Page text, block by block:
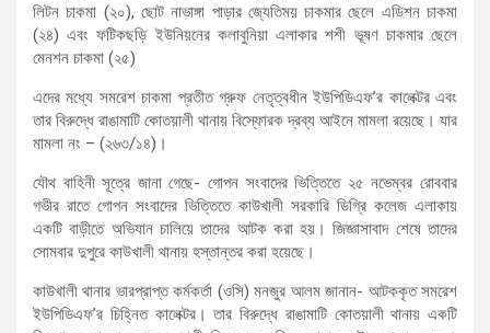
লিটন চাকমা (২০), ছোট নাভাঙ্গা পাড়ার জ্যেতিময় চাকমার ছেলে এডিশন চাকমা
(২৪) এবং ফটিকছড়ি ইউনিয়নের কলাবুনিয়া এলাকার শশী ভূষণ চাকমার ছেলে
মেনশন চাকমা (২৫)
এদের মধ্যে সমরেশ চাকমা প্রতীত গ্রুফ নেতৃত্বধীন ইউপিডিএফ’র কালেক্টর এবং
তার বিরুদ্ধে রাঙামাটি কোতয়ালী থানায় বিস্ফোরক দ্রব্য আইনে মামলা রয়েছে। যার
মামলা নং – (২৬৩/১৪)।
যৌথ বাহিনী সূত্রে জানা গেছে- গোপন সংবাদের ভিত্তিতে ২৫ নভেম্বর রোববার
গভীর রাতে গোপন সংবাদের ভিত্তিতে কাউখালী সরকারি ডিগ্রি কলেজ এলাকায়
একটি বাড়ীতে অভিযান চালিয়ে তাদের আটক করা হয়। জিজ্ঞাসাবাদ শেষে তাদের
সোমবার দুপুরে কাউখালী থানায় হস্তান্তর করা হয়েছে।
কাউখালী থানার ভারপ্রাপ্ত কর্মকর্তা (ওসি) মনজুর আলম জানান- আটককৃত সমরেশ
ইউপিডিএফ’র চিহ্নিত কালেক্টর। তার বিরুদ্ধে রাঙামাটি কোতয়ালী থানায় একটি